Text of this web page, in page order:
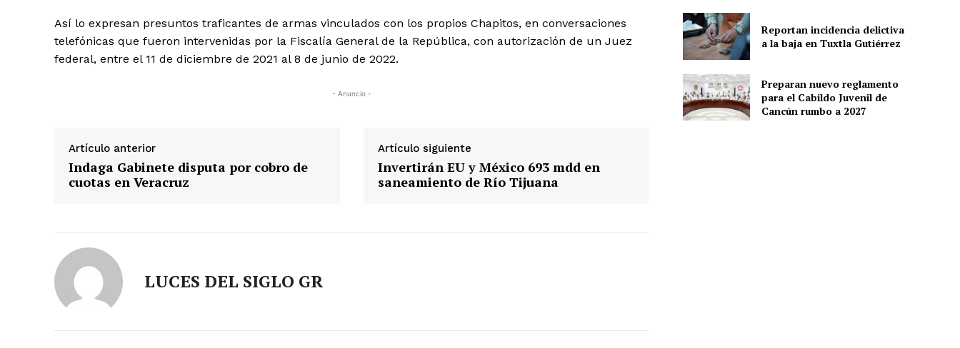
Así lo expresan presuntos traficantes de armas vinculados con los propios Chapitos, en conversaciones
telefónicas que fueron intervenidas por la Fiscalía General de la República, con autorización de un Juez
federal, entre el 11 de diciembre de 2021 al 8 de junio de 2022.
- Anuncio -
Artículo anterior
Indaga Gabinete disputa por cobro de
cuotas en Veracruz
Artículo siguiente
Invertirán EU y México 693 mdd en
saneamiento de Río Tijuana
LUCES DEL SIGLO GR
Reportan incidencia delictiva
a la baja en Tuxtla Gutiérrez
Preparan nuevo reglamento
para el Cabildo Juvenil de
Cancún rumbo a 2027